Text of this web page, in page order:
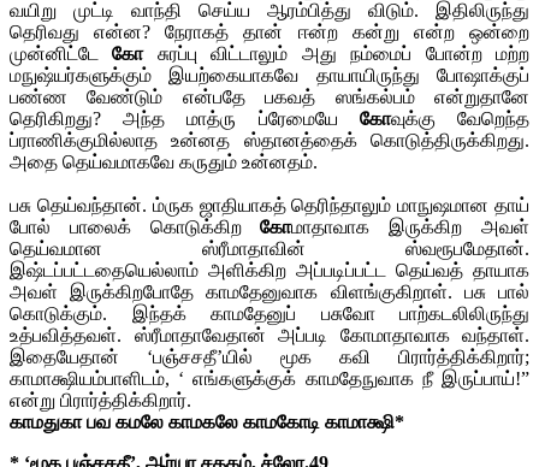
வயிறு முட்டி வாந்தி செய்ய ஆரம்பித்து விடும். இதிலிருந்து
தெரிவது என்ன? நேராகத் தான் ஈன்ற கன்று என்ற ஒன்றை
முன்னிட்டேகோசுரப்பு விட்டாலும் அது நம்மைப் போன்ற மற்ற
மநுஷ்யர்களுக்கும் இயற்கையாகவே தாயாயிருந்து போஷாக்குப்
பண்ண வேண்டும் என்பதே பகவத் ஸங்கல்பம் என்றுதானே
தெரிகிறது? அந்த மாத்ரு ப்ரேமையே கோவுக்கு வேறெந்த
ப்ராணிக்குமில்லாத உன்னத ஸ்தானத்தைக் கொடுத்திருக்கிறது.
அதை தெய்வமாகவே கருதும் உன்னதம்.
பசு தெய்வந்தான். ம்ருக ஜாதியாகத் தெரிந்தாலும் மாநுஷமான தாய்
போல் பாலைக் கொடுக்கிறகோமாதாவாக இருக்கிற அவள்
தெய்வமான ஸ்ரீமாதாவின் ஸ்வரூபமேதான்.
இஷ்டப்பட்டதையெல்லாம் அளிக்கிற அப்படிப்பட்ட தெய்வத் தாயாக
அவள் இருக்கிறபோதே காமதேனுவாக விளங்குகிறாள். பசு பால்
கொடுக்கும். இந்தக் காமதேனுப் பசுவோ பாற்கடலிலிருந்து
உத்பவித்தவள். ஸ்ரீமாதாவேதான் அப்படி கோமாதாவாக வந்தாள்.
இதையேதான் ‘பஞ்சசதீ’யில் மூக கவி பிரார்த்திக்கிறார்;
காமாக்ஷியம்பாளிடம், ‘ எங்களுக்குக் காமதேநுவாக நீ இருப்பாய்!”
என்று பிரார்த்திக்கிறார்.
காமதுகா பவ கமலே காமகலே காமகோடி காமாக்ஷி*